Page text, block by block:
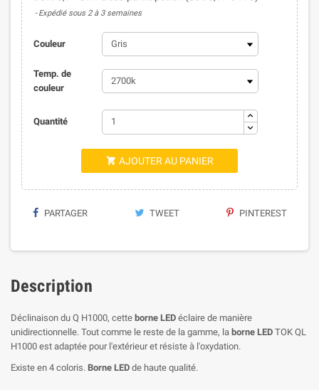
Expédié sous 2 à 3 semaines
Couleur
Temp. de
couleur
Quantité
 AJOUTER AU PANIER
PARTAGER TWEET PINTEREST
Description
Déclinaison du Q H1000, cette borne LED éclaire de manière
unidirectionnelle. Tout comme le reste de la gamme, la borne LED TOK QL
H1000 est adaptée pour l'extérieur et résiste à l'oxydation.
Existe en 4 coloris. Borne LED de haute qualité.